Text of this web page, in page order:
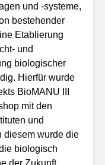
und -systeme,
bestehender
Etablierung
und
biologischer
Hierfür wurde
BioMANU III
mit den
und
diesem wurde die
biologisch
der Zukunft